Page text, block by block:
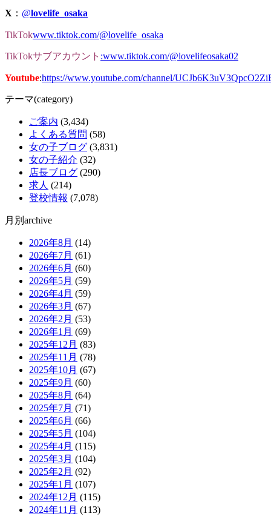
X ： @lovelife_osaka
TikTokwww.tiktok.com/@lovelife_osaka
TikTokサブアカウント :www.tiktok.com/@lovelifeosaka02
Youtube:https://www.youtube.com/channel/
テーマ(category)
ご案内 (3,434)
よくある質問 (58)
女の子ブログ (3,831)
女の子紹介 (32)
店長ブログ (290)
求人 (214)
登校情報 (7,078)
月別archive
2026年8月 (14)
2026年7月 (61)
2026年6月 (60)
2026年5月 (59)
2026年4月 (59)
2026年3月 (67)
2026年2月 (53)
2026年1月 (69)
2025年12月 (83)
2025年11月 (78)
2025年10月 (67)
2025年9月 (60)
2025年8月 (64)
2025年7月 (71)
2025年6月 (66)
2025年5月 (104)
2025年4月 (115)
2025年3月 (104)
2025年2月 (92)
2025年1月 (107)
2024年12月 (115)
2024年11月 (113)